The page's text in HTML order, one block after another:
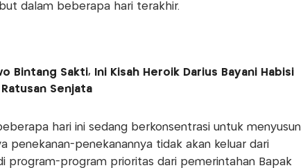
dalam beberapa hari terakhir.
Bintang Sakti, Ini Kisah Heroik Darius Bayani Habisi
Senjata
hari ini sedang berkonsentrasi untuk menyusun
penekanan-penekanannya tidak akan keluar dari
program-program prioritas dari pemerintahan Bapak